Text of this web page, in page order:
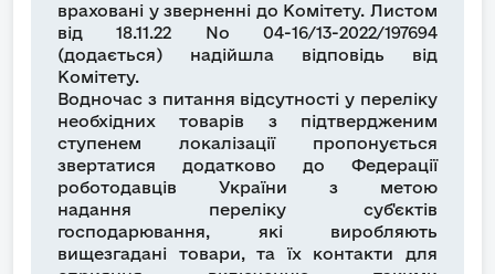
враховані у зверненні до Комітету. Листом
від 18.11.22 No 04-16/13-2022/197694
(додається) надійшла відповідь від
Комітету.
Водночас з питання відсутності у переліку
необхідних товарів з підтвердженим
ступенем локалізації пропонується
звертатися додатково до Федерації
роботодавців України з метою
надання переліку суб'єктів
господарювання, які виробляють
вищезгадані товари, та їх контакти для